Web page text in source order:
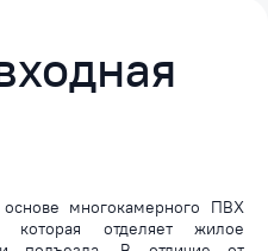
многокамерного ПВХ
отделяет жилое